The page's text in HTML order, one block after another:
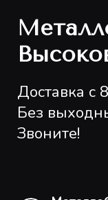
Доставка с
Без
Звоните!